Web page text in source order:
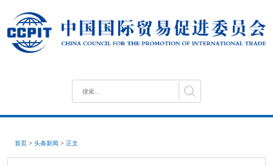
首页 > 头条新闻 > 正文